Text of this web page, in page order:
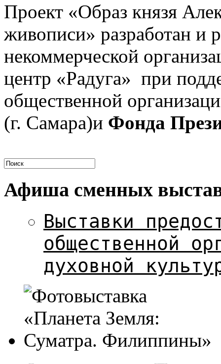
Проект «Образ князя
живописи» разработан и
некоммерческой
центр «Радуга» при
общественной
(г. Самара)и Фонда
Афиша сменных
Выставки
общественной
духовной